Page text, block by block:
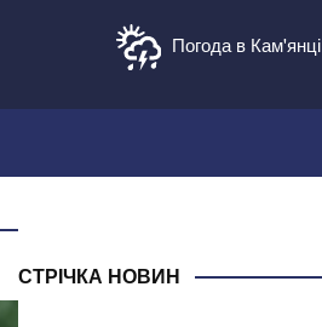
Погода в Кам'янці
СТРІЧКА НОВИН